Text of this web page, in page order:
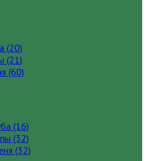
(20)
(21)
(60)
(16)
(32)
(32)